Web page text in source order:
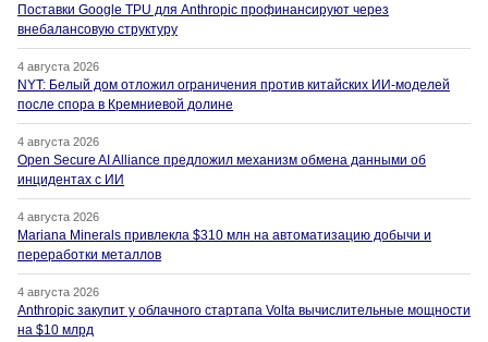
Поставки Google TPU для Anthropic профинансируют через
внебалансовую структуру
4 августа 2026
NYT: Белый дом отложил ограничения против китайских ИИ-моделей
после спора в Кремниевой долине
4 августа 2026
Open Secure AI Alliance предложил механизм обмена данными об
инцидентах с ИИ
4 августа 2026
Mariana Minerals привлекла $310 млн на автоматизацию добычи и
переработки металлов
4 августа 2026
Anthropic закупит у облачного стартапа Volta вычислительные мощности
на $10 млрд